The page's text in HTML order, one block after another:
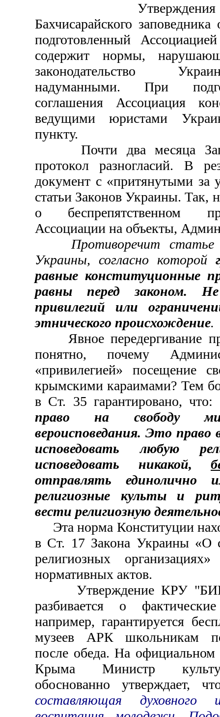
Утверждения
Бахчисарайского
подготовленный
содержит нормы,
законодательство
надуманными. При
соглашения Ассоциация
ведущими юристами
пункту.
Почти два месяца
протокол разногласий. В
документ с «притянутыми за
статьи Законов Украины. Так,
о беспрепятственном
Ассоциации на объекты,
Противоречит
Украины, согласно которой
равные конституционные
равны перед законом.
привилегий или
этнического происхождение.
Явное передергивание
понятно, почему
«привилегией» посещение
крымскими караимами? Тем
в Ст. 35 гарантировано, что:
право на свободу
вероисповедания. Это право
исповедовать любую
исповедовать никакой,
отправлять единолично
религиозные культы и
вести религиозную
Эта норма Конституции
в Ст. 17 Закона Украины «О
религиозных
нормативных актов.
Утверждение КРУ
разбивается о
например, гарантируется
музеев АРК школьникам
после обеда. На официальном
Крыма Министр
обоснованно утверждает,
составляющая духовного